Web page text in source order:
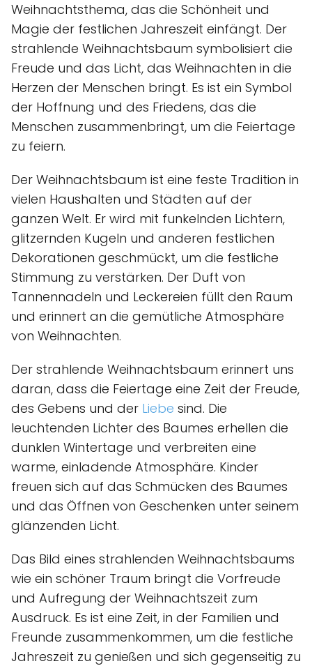
Weihnachtsthema, das die Schönheit und
Magie der festlichen Jahreszeit einfängt. Der
strahlende Weihnachtsbaum symbolisiert die
Freude und das Licht, das Weihnachten in die
Herzen der Menschen bringt. Es ist ein Symbol
der Hoffnung und des Friedens, das die
Menschen zusammenbringt, um die Feiertage
zu feiern.
Der Weihnachtsbaum ist eine feste Tradition in
vielen Haushalten und Städten auf der
ganzen Welt. Er wird mit funkelnden Lichtern,
glitzernden Kugeln und anderen festlichen
Dekorationen geschmückt, um die festliche
Stimmung zu verstärken. Der Duft von
Tannennadeln und Leckereien füllt den Raum
und erinnert an die gemütliche Atmosphäre
von Weihnachten.
Der strahlende Weihnachtsbaum erinnert uns
daran, dass die Feiertage eine Zeit der Freude,
des Gebens und der Liebe sind. Die
leuchtenden Lichter des Baumes erhellen die
dunklen Wintertage und verbreiten eine
warme, einladende Atmosphäre. Kinder
freuen sich auf das Schmücken des Baumes
und das Öffnen von Geschenken unter seinem
glänzenden Licht.
Das Bild eines strahlenden Weihnachtsbaums
wie ein schöner Traum bringt die Vorfreude
und Aufregung der Weihnachtszeit zum
Ausdruck. Es ist eine Zeit, in der Familien und
Freunde zusammenkommen, um die festliche
Jahreszeit zu genießen und sich gegenseitig zu